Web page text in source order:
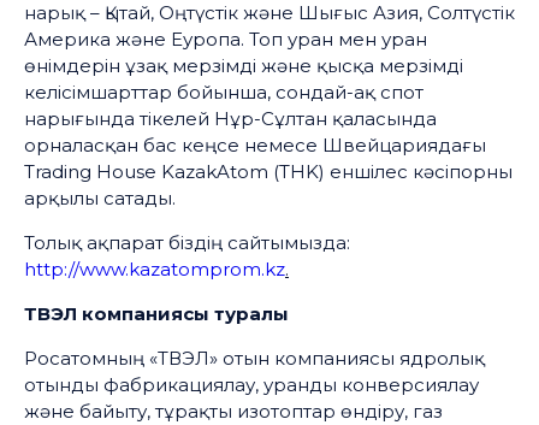
нарық – Қытай, Оңтүстік және Шығыс Азия, Солтүстік
Америка және Еуропа. Топ уран мен уран
өнімдерін ұзақ мерзімді және қысқа мерзімді
келісімшарттар бойынша, сондай-ақ спот
нарығында тікелей Нұр-Сұлтан қаласында
орналасқан бас кеңсе немесе Швейцариядағы
Trading House KazakAtom (THK) еншілес кәсіпорны
арқылы сатады.
Толық ақпарат біздің сайтымызда:
http://www.kazatomprom.kz.
ТВЭЛ компаниясы туралы
Росатомның «ТВЭЛ» отын компаниясы ядролық
отынды фабрикациялау, уранды конверсиялау
және байыту, тұрақты изотоптар өндіру, газ